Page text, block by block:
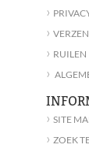
›
›
› RUILEN
›
› SITE
› ZOEK